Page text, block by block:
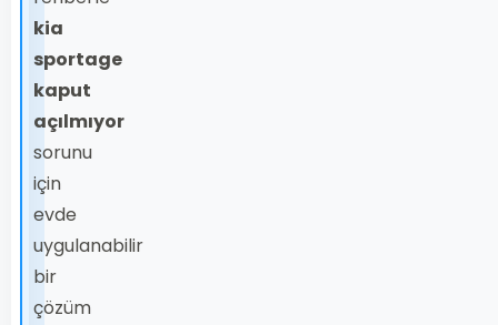
kia
sportage
kaput
açılmıyor
sorunu
için
evde
uygulanabilir
bir
çözüm